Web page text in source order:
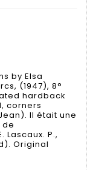
by Elsa
(1947), 8°
hardback
corners
Il était une
de
P.,
Original